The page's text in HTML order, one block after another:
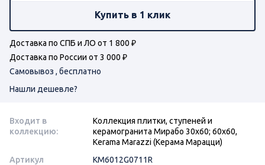
Купить в 1 клик
Доставка по СПБ и ЛО от 1 800 ₽
Доставка по России от 3 000 ₽
Самовывоз , бесплатно
Нашли дешевле?
Входит в
коллекцию:
Коллекция плитки, ступеней и
керамогранита Мирабо 30х60; 60x60,
Kerama Marazzi (Керама Марацци)
Артикул
KM6012G0711R